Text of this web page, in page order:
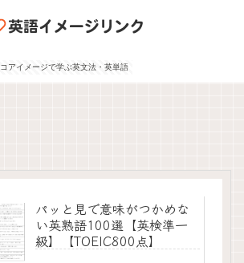
コアイメージで学ぶ英文法・英単語
パッと見で意味がつかめな
い英熟語100選【英検準一
級】【TOEIC800点】